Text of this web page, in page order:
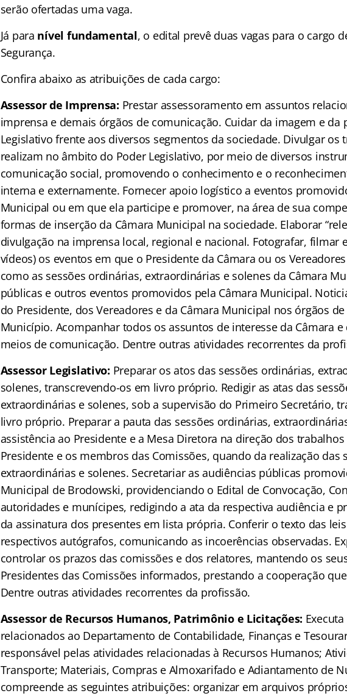
serão ofertadas uma vaga.
Já para nível fundamental, o edital prevê duas vagas para o cargo
Segurança.
Confira abaixo as atribuições de cada cargo:
Assessor de Imprensa: Prestar assessoramento em assuntos
imprensa e demais órgãos de comunicação. Cuidar da imagem e da
Legislativo frente aos diversos segmentos da sociedade. Divulgar os
realizam no âmbito do Poder Legislativo, por meio de diversos
comunicação social, promovendo o conhecimento e o
interna e externamente. Fornecer apoio logístico a eventos
Municipal ou em que ela participe e promover, na área de sua
formas de inserção da Câmara Municipal na sociedade. Elaborar
divulgação na imprensa local, regional e nacional. Fotografar, filmar
vídeos) os eventos em que o Presidente da Câmara ou os
como as sessões ordinárias, extraordinárias e solenes da Câmara
públicas e outros eventos promovidos pela Câmara Municipal.
do Presidente, dos Vereadores e da Câmara Municipal nos órgãos
Município. Acompanhar todos os assuntos de interesse da Câmara
meios de comunicação. Dentre outras atividades recorrentes da
Assessor Legislativo: Preparar os atos das sessões ordinárias,
solenes, transcrevendo-os em livro próprio. Redigir as atas das
extraordinárias e solenes, sob a supervisão do Primeiro Secretário,
livro próprio. Preparar a pauta das sessões ordinárias,
assistência ao Presidente e a Mesa Diretora na direção dos
Presidente e os membros das Comissões, quando da realização das
extraordinárias e solenes. Secretariar as audiências públicas
Municipal de Brodowski, providenciando o Edital de Convocação,
autoridades e munícipes, redigindo a ata da respectiva audiência e
da assinatura dos presentes em lista própria. Conferir o texto das
respectivos autógrafos, comunicando as incoerências observadas.
controlar os prazos das comissões e dos relatores, mantendo os
Presidentes das Comissões informados, prestando a cooperação
Dentre outras atividades recorrentes da profissão.
Assessor de Recursos Humanos, Patrimônio e Licitações:
relacionados ao Departamento de Contabilidade, Finanças e
responsável pelas atividades relacionadas à Recursos Humanos;
Transporte; Materiais, Compras e Almoxarifado e Adiantamento de
compreende as seguintes atribuições: organizar em arquivos